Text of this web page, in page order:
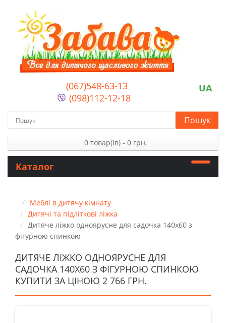
(067)548-63-13
(098)112-12-18
UA
Пошук
0 товар(ів) - 0 грн.
Каталог
Меблі в дитячу кімнату
Дитячі та підліткові ліжка
Дитяче ліжко одноярусне для садочка 140х60 з
фігурною спинкою
ДИТЯЧЕ ЛІЖКО ОДНОЯРУСНЕ ДЛЯ
САДОЧКА 140Х60 З ФІГУРНОЮ СПИНКОЮ
КУПИТИ ЗА ЦІНОЮ 2 766 ГРН.